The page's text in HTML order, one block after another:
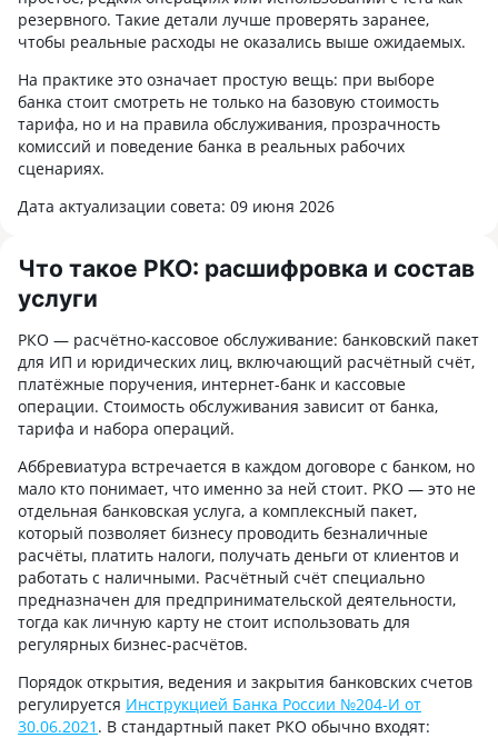
на эквивалент 1,4 млн рублей.
Если бы использовали старую схему
с несколькими конвертациями,
потери на курсе были бы заметно
выше. Да, ксли ваш бизнес работает
только внутри России, возможно,
особой пользы не заметите. А вот
если есть поставщики или клиенты
счёт может сэкономить не только
нервов.
резервного. Такие детали лучше проверять заранее,
чтобы реальные расходы не оказались выше ожидаемых.
На практике это означает простую вещь: при выборе
банка стоит смотреть не только на базовую стоимость
тарифа, но и на правила обслуживания, прозрачность
комиссий и поведение банка в реальных рабочих
сценариях.
Дата актуализации совета: 09 июня 2026
Что такое РКО: расшифровка и состав
услуги
РКО — расчётно-кассовое обслуживание: банковский пакет
для ИП и юридических лиц, включающий расчётный счёт,
платёжные поручения, интернет-банк и кассовые
операции. Стоимость обслуживания зависит от банка,
тарифа и набора операций.
Аббревиатура встречается в каждом договоре с банком, но
мало кто понимает, что именно за ней стоит. РКО — это не
отдельная банковская услуга, а комплексный пакет,
который позволяет бизнесу проводить безналичные
расчёты, платить налоги, получать деньги от клиентов и
работать с наличными. Расчётный счёт специально
предназначен для предпринимательской деятельности,
тогда как личную карту не стоит использовать для
регулярных бизнес-расчётов.
Порядок открытия, ведения и закрытия банковских счетов
регулируется Инструкцией Банка России №204-И от
30.06.2021 . В стандартный пакет РКО обычно входят: